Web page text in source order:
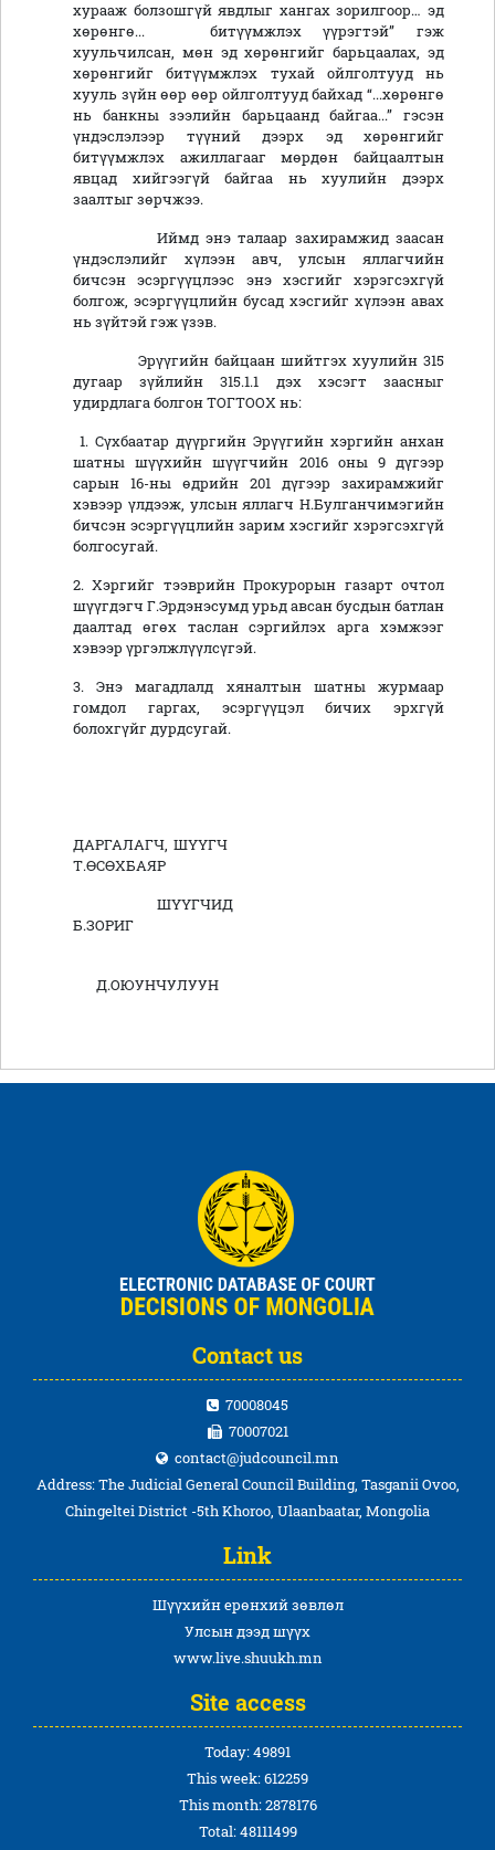
хурааж болзошгүй явдлыг хангах зорилгоор… эд
хөрөнгө... битүүмжлэх үүрэгтэй” гэж
хуульчилсан, мөн эд хөрөнгийг барьцаалах, эд
хөрөнгийг битүүмжлэх тухай ойлголтууд нь
хууль зүйн өөр өөр ойлголтууд байхад “...хөрөнгө
нь банкны зээлийн барьцаанд байгаа...” гэсэн
үндэслэлээр түүний дээрх эд хөрөнгийг
битүүмжлэх ажиллагааг мөрдөн байцаалтын
явцад хийгээгүй байгаа нь хуулийн дээрх
заалтыг зөрчжээ.
Иймд энэ талаар захирамжид заасан
үндэслэлийг хүлээн авч, улсын яллагчийн
бичсэн эсэргүүцлээс энэ хэсгийг хэрэгсэхгүй
болгож, эсэргүүцлийн бусад хэсгийг хүлээн авах
нь зүйтэй гэж үзэв.
Эрүүгийн байцаан шийтгэх хуулийн 315
дугаар зүйлийн 315.1.1 дэх хэсэгт заасныг
удирдлага болгон ТОГТООХ нь:
1. Сүхбаатар дүүргийн Эрүүгийн хэргийн анхан
шатны шүүхийн шүүгчийн 2016 оны 9 дүгээр
сарын 16-ны өдрийн 201 дүгээр захирамжийг
хэвээр үлдээж, улсын яллагч Н.Булганчимэгийн
бичсэн эсэргүүцлийн зарим хэсгийг хэрэгсэхгүй
болгосугай.
2. Хэргийг тээврийн Прокурорын газарт очтол
шүүгдэгч Г.Эрдэнэсумд урьд авсан бусдын батлан
даалтад өгөх таслан сэргийлэх арга хэмжээг
хэвээр үргэлжлүүлсүгэй.
3. Энэ магадлалд хяналтын шатны журмаар
гомдол гаргах, эсэргүүцэл бичих эрхгүй
болохгүйг дурдсугай.
ДАРГАЛАГЧ, ШҮҮГЧ
Т.ӨСӨХБАЯР
ШҮҮГЧИД
Б.ЗОРИГ
Д.ОЮУНЧУЛУУН
Contact us
70008045
70007021
contact@judcouncil.mn
Address: The Judicial General Council Building, Tasganii Ovoo,
Chingeltei District -5th Khoroo, Ulaanbaatar, Mongolia
Link
Шүүхийн ерөнхий зөвлөл
Улсын дээд шүүх
www.live.shuukh.mn
Site access
Today: 49891
This week: 612259
This month: 2878176
Total: 48111499